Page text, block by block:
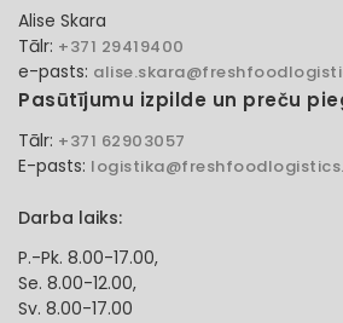
Alise Skara
Tālr: +371 29419400
e-pasts:
Pasūtījumu izpilde un preču
Tālr: +371 62903057
E-pasts:
Darba laiks:
P.-Pk. 8.00-17.00,
Se. 8.00-12.00,
Sv. 8.00-17.00